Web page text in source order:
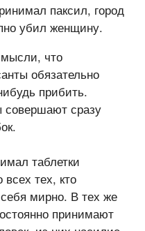
паксил, город
убил женщину.
что
обязательно
прибить.
сразу
таблетки
тех, кто
мирно. В тех же
принимают